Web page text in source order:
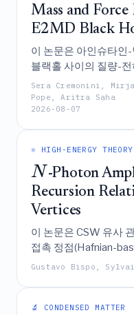
증한다.
Mass and
E2MD Black
이 논문은 아인슈타인
블랙홀 사이의 질량-전
힘의 상쇄를 유도하는
부호가 딜레이턴 결합
인 패턴을 확립하며,
뒷받받되며 시공간의
Sera Cremonini,
Pope, Aritra Saha
2026-08-07
⚛️ HIGH-ENERGY THEORY
N -Photon
Recursion
Vertices
이 논문은 CSW 유사
접촉 정점(Hafnian-
여 일반적인 유효 장론
진 단순성을 밝히고
Gustavo Bispo,
🔬 CONDENSED MATTER